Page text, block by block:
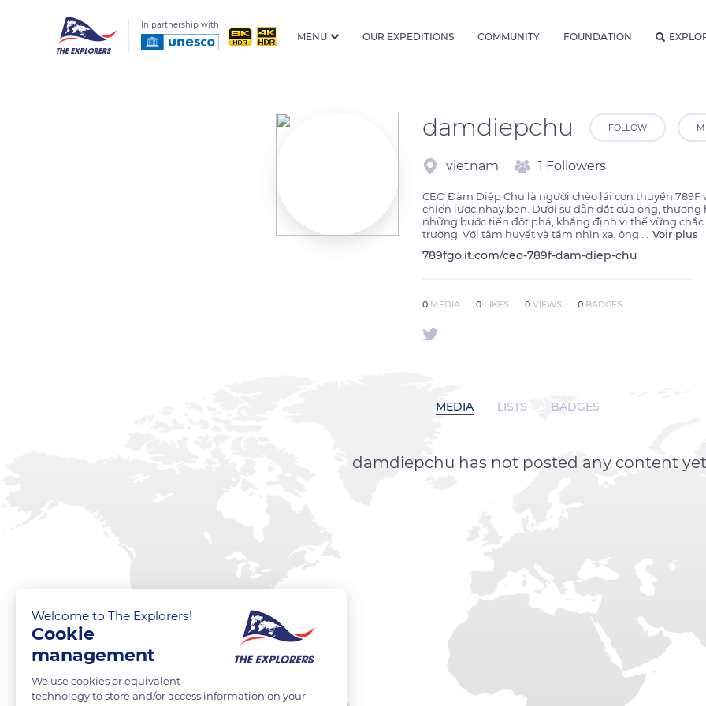
In partnership with
MENU OUR EXPEDITIONS COMMUNITY FOUNDATION
damdiepchu FOLLOW
vietnam 1 Followers
CEO Đàm Diệp Chu là người chèo lái con thuyền 789F
chiến lược nhạy bén. Dưới sự dẫn dắt của ông, thương
những bước tiến đột phá, khẳng định vị thế vững
trường. Với tâm huyết và tầm nhìn xa, ông
Voir plus
789fgo.it.com/ceo-789f-dam-diep-chu
0 MEDIA 0 LIKES 0 VIEWS 0 BADGES
MEDIA LISTS BADGES
damdiepchu has not posted any content yet
Welcome to The Explorers!
Cookie
management
We use cookies or equivalent
technology to store and/or access information on your